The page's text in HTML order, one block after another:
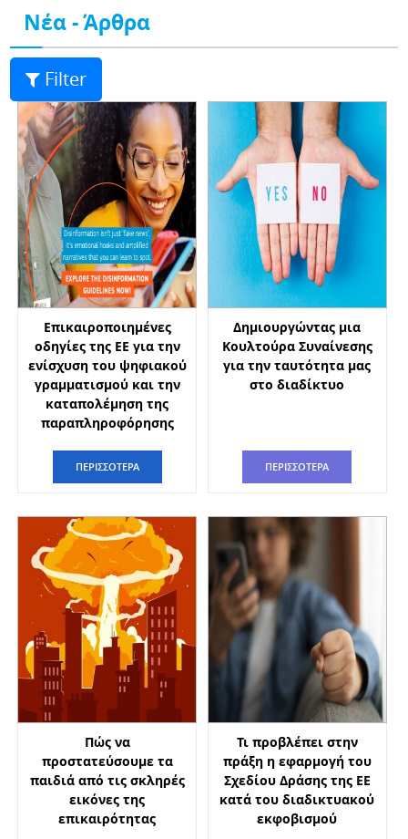
Νέα - Άρθρα
Filter
Επικαιροποιημένες
οδηγίες της ΕΕ για την
ενίσχυση του ψηφιακού
γραμματισμού και την
καταπολέμηση της
παραπληροφόρησης
ΠΕΡΙΣΣΟΤΕΡΑ
Δημιουργώντας μια
Κουλτούρα Συναίνεσης
για την ταυτότητα μας
στο διαδίκτυο
ΠΕΡΙΣΣΟΤΕΡΑ
Πώς να
προστατεύσουμε τα
παιδιά από τις σκληρές
εικόνες της
επικαιρότητας
Τι προβλέπει στην
πράξη η εφαρμογή του
Σχεδίου Δράσης της ΕΕ
κατά του διαδικτυακού
εκφοβισμού